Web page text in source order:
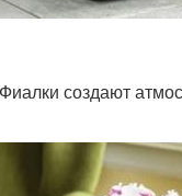
создают